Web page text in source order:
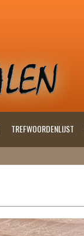
TREFWOORDENLIJST